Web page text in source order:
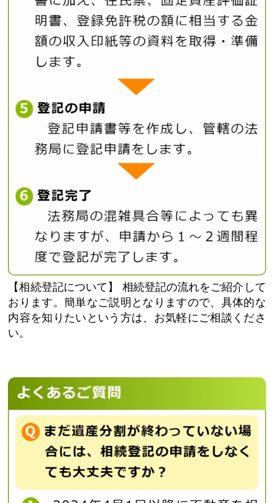
【相続登記について】
相続登記の流れをご紹介して
おります。簡単なご説明となりますので、具体的な
内容を知りたいという方は、お気軽にご相談くださ
い。